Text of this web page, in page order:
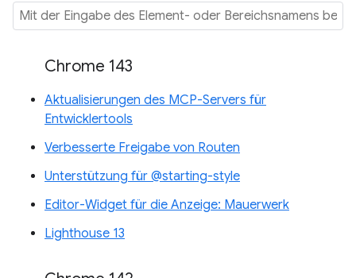
Chrome 143
Aktualisierungen des MCP-Servers für
Entwicklertools
Verbesserte Freigabe von Routen
Unterstützung für @starting-style
Editor-Widget für die Anzeige: Mauerwerk
Lighthouse 13